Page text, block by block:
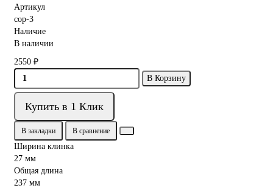
Артикул
cop-3
Наличие
В наличии
2550 ₽
В Корзину
Купить в 1 Клик
В закладки В сравнение
Ширина клинка
27 мм
Общая длина
237 мм